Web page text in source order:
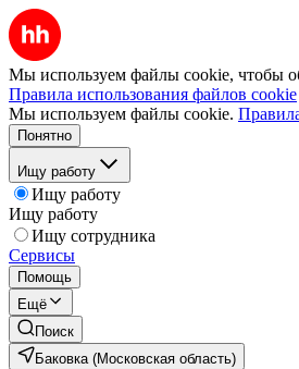
Мы используем файлы cookie, чтобы
Правила использования файлов cookie
Мы используем файлы cookie.
Понятно
Ищу работу
Ищу работу
Ищу работу
Ищу сотрудника
Сервисы
Помощь
Ещё
Поиск
Баковка (Московская область)